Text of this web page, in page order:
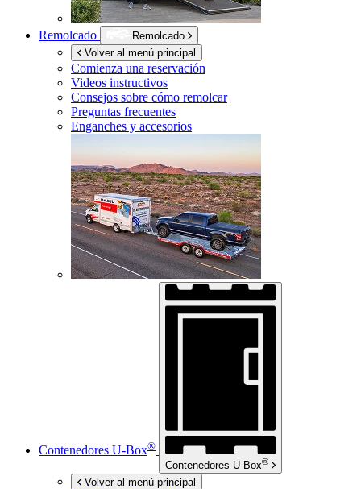
Remolcado
Remolcado
Volver al menú principal
Comienza una reservación
Videos instructivos
Consejos sobre cómo remolcar
Preguntas frecuentes
Enganches y accesorios
Contenedores U-Box®
Contenedores U-Box®
Volver al menú principal